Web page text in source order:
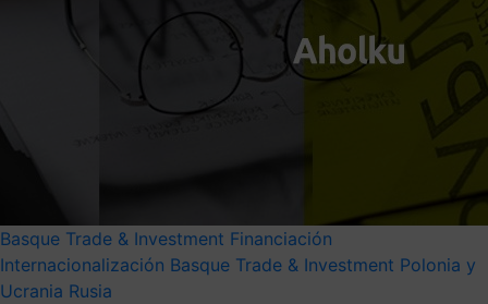
Basque Trade & Investment Financiación
Internacionalización Basque Trade & Investment Polonia y
Ucrania Rusia